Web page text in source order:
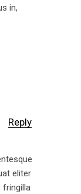
in,
Reply
eliter
fringilla